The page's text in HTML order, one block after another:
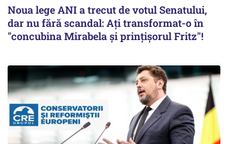
Noua lege ANI a trecut de votul Senatului,
dar nu fără scandal: Ați transformat-o în
"concubina Mirabela şi prinţişorul Fritz"!